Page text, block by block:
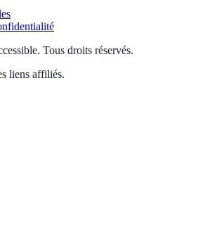
. Tous droits réservés.
liens affiliés.